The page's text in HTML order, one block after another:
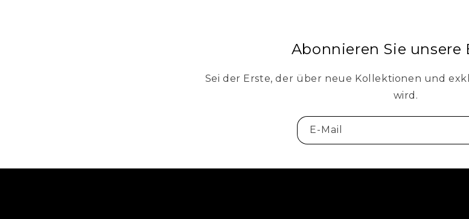
Abonnieren Sie unsere
Sei der Erste, der über neue Kollektionen und
wird.
E-Mail